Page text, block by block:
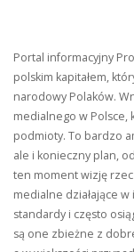
Portal informacyjny
polskim kapitałem,
narodowy Polaków.
medialnego w
podmioty. To bardzo
ale i konieczny plan,
ten moment wizję
medialne działające
standardy i często
są one zbieżne z